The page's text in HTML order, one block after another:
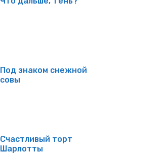
Под знаком снежной
совы
Счастливый торт
Шарлотты